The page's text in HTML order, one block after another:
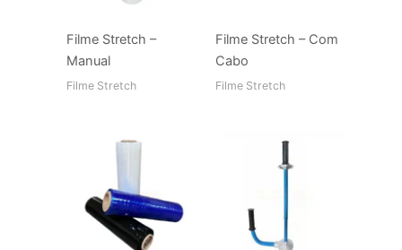
Filme Stretch –
Manual
Filme Stretch
Filme Stretch – Com
Cabo
Filme Stretch